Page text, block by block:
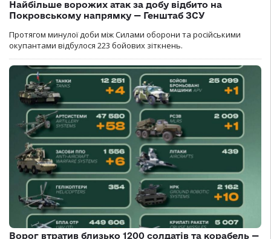
Найбільше ворожих атак за добу відбито на
Покровському напрямку — Генштаб ЗСУ
Протягом минулої доби між Силами оборони та російськими
окупантами відбулося 223 бойових зіткнень.
Ворог втратив близько 1200 солдатів та корабель —